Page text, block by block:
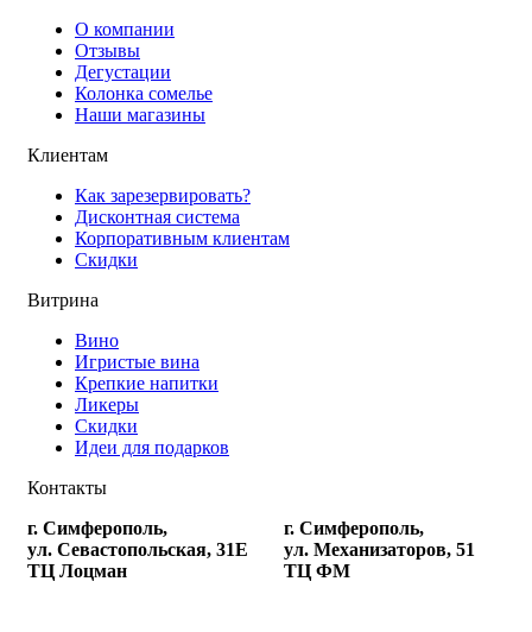
О компании
Отзывы
Дегустации
Колонка сомелье
Наши магазины
Клиентам
Как зарезервировать?
Дисконтная система
Корпоративным клиентам
Скидки
Витрина
Вино
Игристые вина
Крепкие напитки
Ликеры
Скидки
Идеи для подарков
Контакты
г. Симферополь,
ул. Севастопольская, 31Е
ТЦ Лоцман
г. Симферополь,
ул. Механизаторов, 51
ТЦ ФМ